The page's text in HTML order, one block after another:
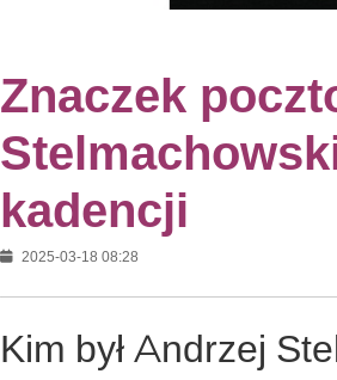
Znaczek
kadencji
2025-03-18 08:28
Kim był Andrzej